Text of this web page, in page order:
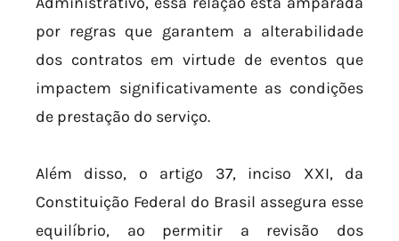
por regras que garantem a alterabilidade
dos contratos em virtude de eventos que
impactem significativamente as condições
de prestação do serviço.
Além disso, o artigo 37, inciso XXI, da
Constituição Federal do Brasil assegura esse
equilíbrio, ao permitir a revisão dos